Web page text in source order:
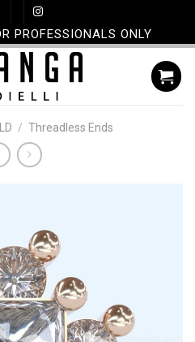
PROFESSIONALS ONLY
/ Threadless Ends